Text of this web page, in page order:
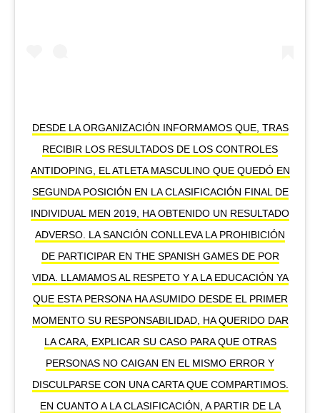
DESDE LA ORGANIZACIÓN INFORMAMOS QUE, TRAS
RECIBIR LOS RESULTADOS DE LOS CONTROLES
ANTIDOPING, EL ATLETA MASCULINO QUE QUEDÓ EN
SEGUNDA POSICIÓN EN LA CLASIFICACIÓN FINAL DE
INDIVIDUAL MEN 2019, HA OBTENIDO UN RESULTADO
ADVERSO. LA SANCIÓN CONLLEVA LA PROHIBICIÓN
DE PARTICIPAR EN THE SPANISH GAMES DE POR
VIDA. LLAMAMOS AL RESPETO Y A LA EDUCACIÓN YA
QUE ESTA PERSONA HA ASUMIDO DESDE EL PRIMER
MOMENTO SU RESPONSABILIDAD, HA QUERIDO DAR
LA CARA, EXPLICAR SU CASO PARA QUE OTRAS
PERSONAS NO CAIGAN EN EL MISMO ERROR Y
DISCULPARSE CON UNA CARTA QUE COMPARTIMOS.
EN CUANTO A LA CLASIFICACIÓN, A PARTIR DE LA